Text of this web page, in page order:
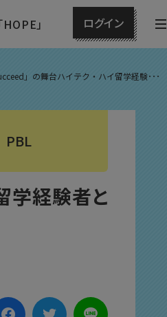
HOPE」 ログイン
メ
ニ
ュ
」の舞台ハイテク・ハイ留学経験･･･
PBL
学経験者と